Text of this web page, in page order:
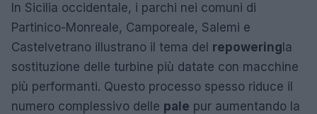
In Sicilia occidentale, i parchi nei comuni di
Partinico-Monreale, Camporeale, Salemi e
Castelvetrano illustrano il tema del repowering la
sostituzione delle turbine più datate con macchine
più performanti. Questo processo spesso riduce il
numero complessivo delle pale pur aumentando la